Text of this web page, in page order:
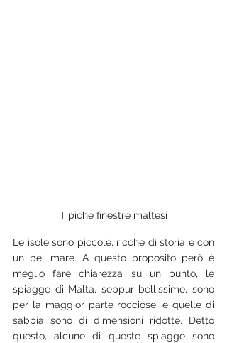
Tipiche finestre maltesi
Le isole sono piccole, ricche di storia e con
un bel mare. A questo proposito però è
meglio fare chiarezza su un punto, le
spiagge di Malta, seppur bellissime, sono
per la maggior parte rocciose, e quelle di
sabbia sono di dimensioni ridotte. Detto
questo, alcune di queste spiagge sono